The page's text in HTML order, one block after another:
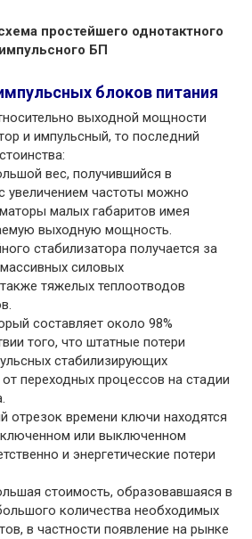
простейшего однотактного
импульсного БП
блоков питания
выходной мощности
и импульсный, то последний
вес, получившийся в
увеличением частоты можно
малых габаритов имея
выходную мощность.
стабилизатора получается за
силовых
тяжелых теплоотводов
составляет около 98%
того, что штатные потери
стабилизирующих
от переходных процессов на стадии
отрезок времени ключи находятся
или выключенном
и энергетические потери
стоимость, образовавшаяся в
количества необходимых
в частности появление на рынке